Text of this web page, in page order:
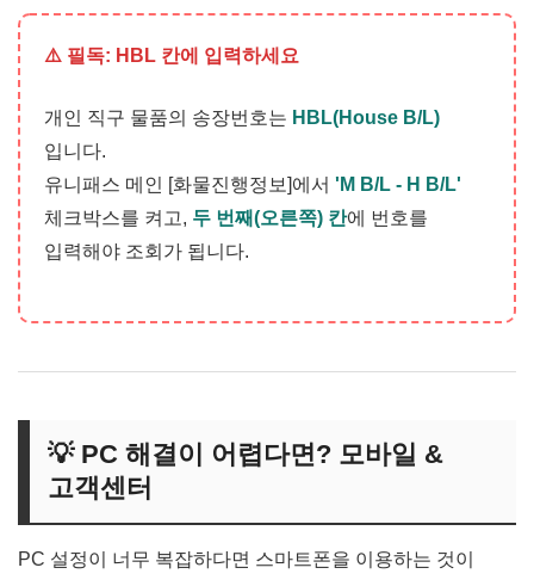
⚠️ 필독: HBL 칸에 입력하세요
개인 직구 물품의 송장번호는 HBL(House B/L)
입니다.
유니패스 메인 [화물진행정보]에서 'M B/L - H B/L'
체크박스를 켜고, 두 번째(오른쪽) 칸에 번호를
입력해야 조회가 됩니다.
💡 PC 해결이 어렵다면? 모바일 &
고객센터
PC 설정이 너무 복잡하다면 스마트폰을 이용하는 것이